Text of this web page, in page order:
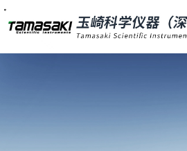
・・・・・・・・